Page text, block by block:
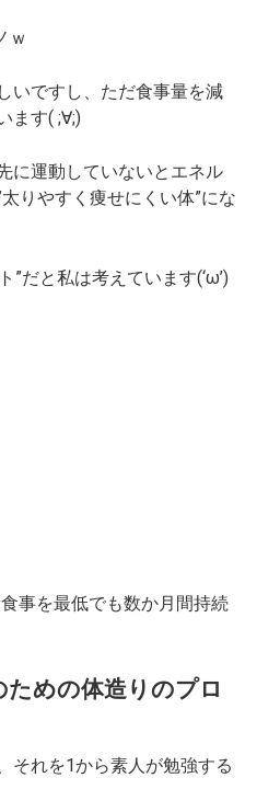
ｗ
いですし、ただ食事量を減
ます( ;∀;)
に運動していないとエネル
りやすく痩せにくい体”にな
”だと私は考えています(‘ω’)
事を最低でも数か月間持続
めの体造りのプロ
それを1から素人が勉強する